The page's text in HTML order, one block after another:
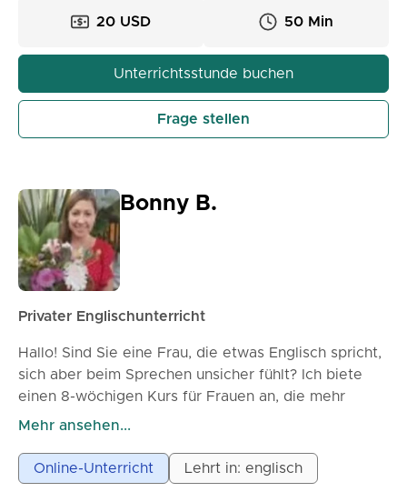
20 USD 50 Min
Unterrichtsstunde buchen
Frage stellen
Bonny B.
Privater Englischunterricht
Hallo! Sind Sie eine Frau, die etwas Englisch spricht,
sich aber beim Sprechen unsicher fühlt? Ich biete
einen 8-wöchigen Kurs für Frauen an, die mehr
Selbstvertrauen in ihren Sprachfähigkeiten gewinnen
und ich habe noch fünf Plätze frei. Ich freue mich auf
Sie! 😃 Ich bin Bonny Boyer, eine erfahrene
Mehr ansehen...
Online-Unterricht Lehrt in: englisch